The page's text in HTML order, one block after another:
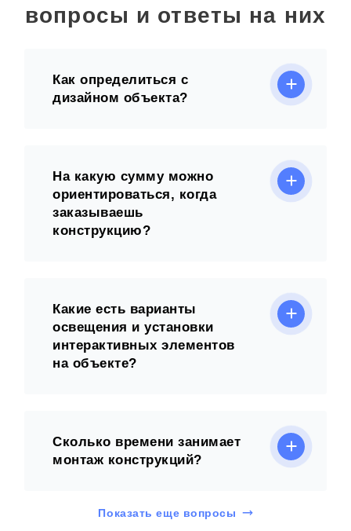
вопросы и ответы на них
Как определиться с
дизайном объекта?
На какую сумму можно
ориентироваться, когда
заказываешь
конструкцию?
Какие есть варианты
освещения и установки
интерактивных элементов
на объекте?
Сколько времени занимает
монтаж конструкций?
Показать еще вопросы